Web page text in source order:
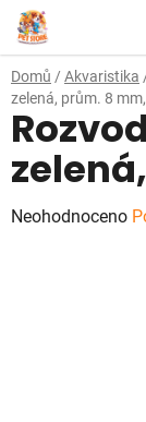
Přejít
na
obsah
Domů / Akvaristika
zelená, prům. 8
Průměrné
Neohodnoceno